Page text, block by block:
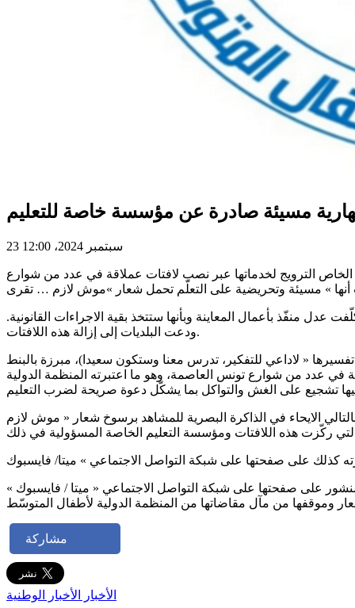
مسيئة صادرة عن مؤسسة خاصة للتعليم
23 سبتمبر 2024، 12:00
الخاص الترويج لخدماتها عبر نصب لافتات عملاقة في عدد من شوارع
مشيرة، إلى أنها قد كلّفت عدل منفّذ بأعمال المعاينة وبأنها ستتخذ بقية الاجراءات القانونية.
ودعت البلديات إلى إزالة هذه اللافتات.
« لاداعي للتفكير، تدرس معنا وستكون سعيدا)، مبرزة بالبنط
من شوارع تونس العاصمة، وهو ما اعتبرته المنظمة الدولية
الايحاء في الذاكرة البصرية للمشاهد برسوخ شعار « موش لازم
على صفحتها على شبكة التواصل الاجتماعي « ميتا / فايسبوك »
مشاركة
الأخبار الأخبار الوطنية